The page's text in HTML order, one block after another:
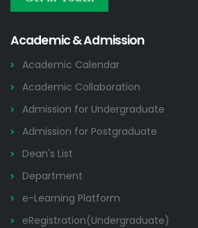
2026
Academic & Admission
Academic Calendar
Academic Collaboration
Admission for Undergraduate
Admission for Postgraduate
Dean's List
Department
e-Learning Platform
eRegistration(Undergraduate)